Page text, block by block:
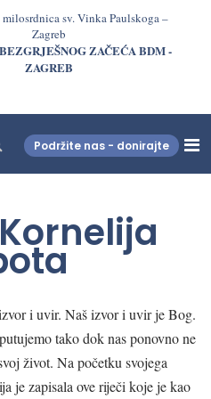
milosrdnica sv. Vinka Paulskoga –
Zagreb
ZAČEĆA BDM -
ZAGREB
Podržite nas - donirajte
i uvir. Naš izvor i uvir je Bog.
tako dok nas ponovno ne
život. Na početku svojega
je zapisala ove riječi koje je kao